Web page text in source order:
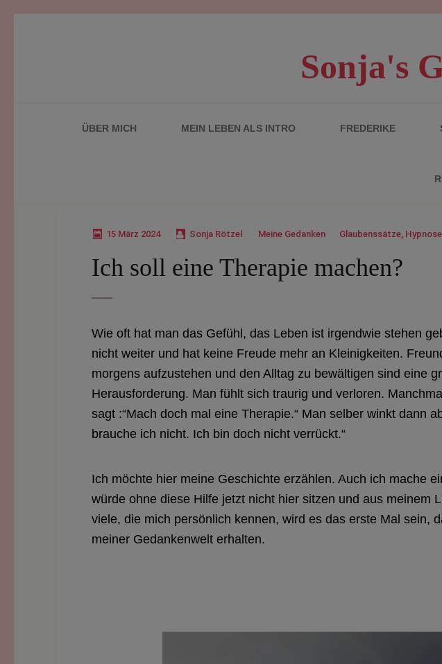
Sonja's
ÜBER MICH MEIN LEBEN ALS INTRO FREDERIKE
15 März 2024 Sonja Rötzel Meine Gedanken Glaubenssätze, Hypnose
Ich soll eine Therapie machen?
Wie oft hat man das Gefühl, das Leben ist irgendwie stehen
nicht weiter und hat keine Freude mehr an Kleinigkeiten.
morgens aufzustehen und den Alltag zu bewältigen sind eine
Herausforderung. Man fühlt sich traurig und verloren.
sagt :“Mach doch mal eine Therapie.“ Man selber winkt dann
brauche ich nicht. Ich bin doch nicht verrückt.“
Ich möchte hier meine Geschichte erzählen. Auch ich mache
würde ohne diese Hilfe jetzt nicht hier sitzen und aus meinem
viele, die mich persönlich kennen, wird es das erste Mal sein,
meiner Gedankenwelt erhalten.